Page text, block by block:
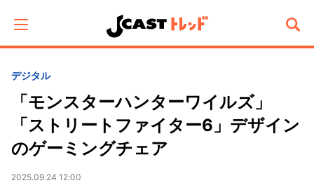
デジタル
「モンスターハンターワイルズ」
「ストリートファイター6」デザイン
のゲーミングチェア
2025.09.24 12:00